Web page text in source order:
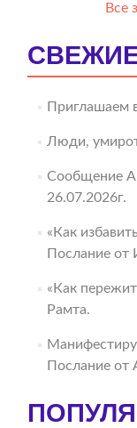
Все
Приглашаем
Люди,
Сообщение
26.07.2026г.
«Как
Послание от
«Как
Рамта.
Послание от